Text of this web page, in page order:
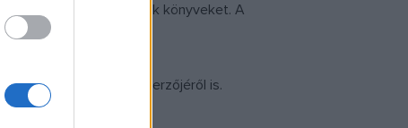
ár ötödéért kínálnak könyveket. A
sorozat szerzőjéről is.